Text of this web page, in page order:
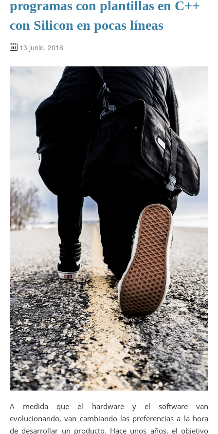
programas con plantillas en C++
con Silicon en pocas líneas
13 junio, 2016
A medida que el hardware y el software van
evolucionando, van cambiando las preferencias a la hora
de desarrollar un producto. Hace unos años, el objetivo